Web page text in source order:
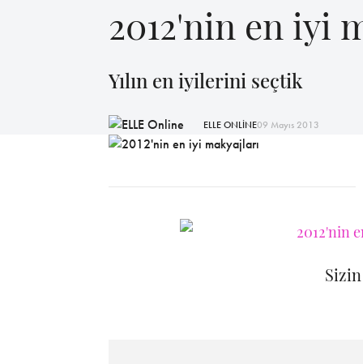
2012'nin en iyi
Yılın en iyilerini seçtik
ELLE ONLİNE09 Mayıs 2013